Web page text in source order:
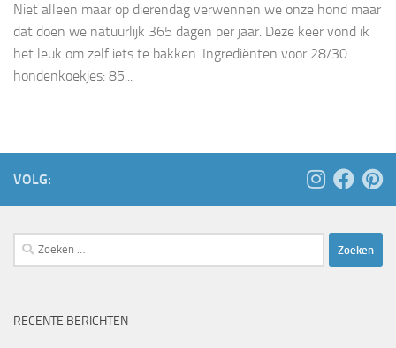
Niet alleen maar op dierendag verwennen we onze hond maar
dat doen we natuurlijk 365 dagen per jaar. Deze keer vond ik
het leuk om zelf iets te bakken. Ingrediënten voor 28/30
hondenkoekjes: 85...
VOLG:
Zoeken
naar:
RECENTE BERICHTEN